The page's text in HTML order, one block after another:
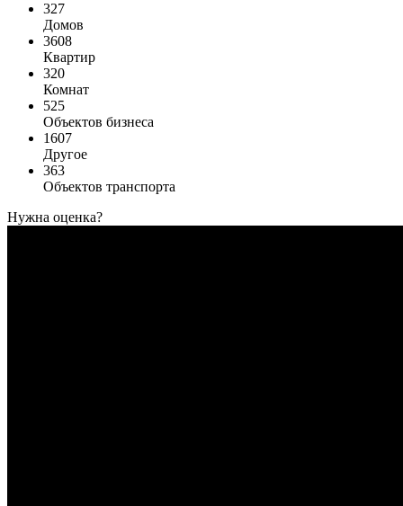
327
Домов
3608
Квартир
320
Комнат
525
Объектов бизнеса
1607
Другое
363
Объектов транспорта
Нужна оценка?